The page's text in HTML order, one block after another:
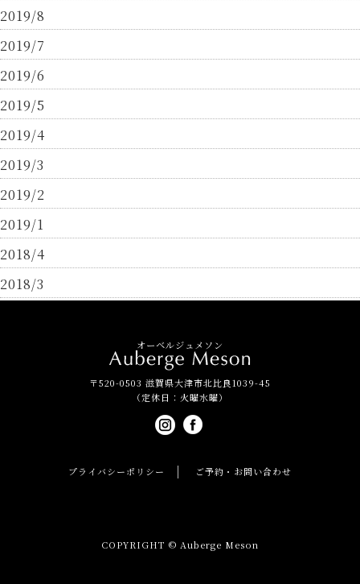
2019/8
2019/7
2019/6
2019/5
2019/4
2019/3
2019/2
2019/1
2018/4
2018/3
オーベルジュメソン
〒520-0503 滋賀県大津市北比良1039-45
（定休日：火曜水曜）
プライバシーポリシー ご予約・お問い合わせ
COPYRIGHT © Auberge Meson